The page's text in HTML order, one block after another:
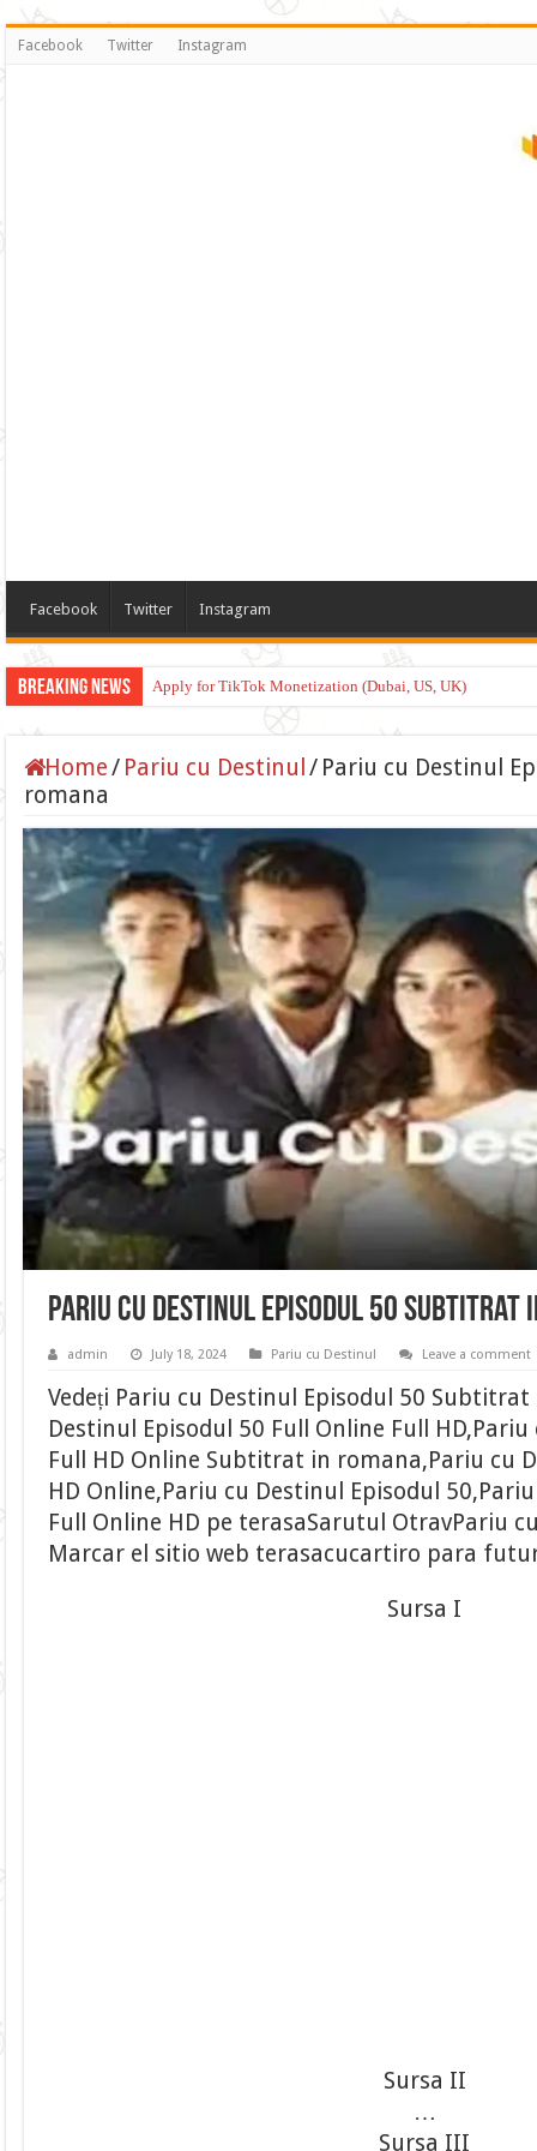
Facebook Twitter Instagram
Facebook Twitter Instagram
Breaking News Apply for TikTok Monetization (Dubai, US, UK)
Home/ Pariu cu Destinul / Pariu cu Destinul
romana
Pariu cu Destinul Episodul 50 Subtitrat
admin July 18, 2024 Pariu cu Destinul Leave a comment
Vedeți Pariu cu Destinul Episodul 50
Destinul Episodul 50 Full Online Full
Full HD Online Subtitrat in romana,Pariu cu
HD Online,Pariu cu Destinul Episodul
Full Online HD pe terasaSarutul OtravPariu
Marcar el sitio web terasacucartiro para
Sursa I
Sursa II
…
Sursa III